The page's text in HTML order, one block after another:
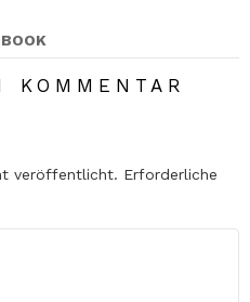
KOMMENTAR
veröffentlicht. Erforderliche